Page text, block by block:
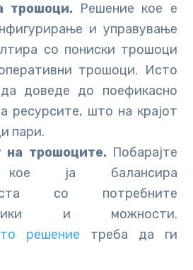
трошоци.Решение кое е
и управување
со пониски трошоци
трошоци. Исто
доведе до поефикасно
ресурсите, што на крајот
пари.
на трошоците.Побарајте
кое ја балансира
со потребните
и можности.
решение треба да ги